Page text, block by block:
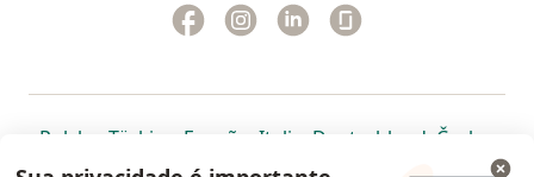
Facebook
abre num novo separador
Instagram
abre num novo separador
Linkedin
abre num novo
Polska abre num novo separador
Türkiye abre num novo separador
España abre num novo separador
Italia abre num novo
Deutschlandabre num
Česko
Portugal abre num novo separador
, México abre num novo separador
, abre num novo separador
Brasil abre num novoabre num
abre